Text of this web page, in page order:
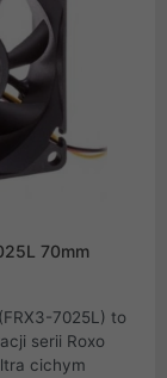
70mm
7025L) to
serii Roxo
cichym